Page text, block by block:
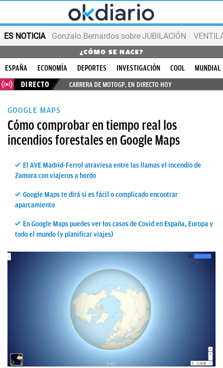
ES NOTICIA Gonzalo Bernardos sobre JUBILACIÓN
¿CÓMO SE HACE?
ESPAÑA ECONOMÍA DEPORTES INVESTIGACIÓN COOL
MUNDIAL
DIRECTO
CARRERA DE MOTOGP, EN DIRECTO HOY
GOOGLE MAPS
Cómo comprobar en tiempo real los
incendios forestales en Google Maps
El AVE Madrid-Ferrol atraviesa entre las llamas el incendio de
Zamora con viajeros a bordo
Google Maps te dirá si es fácil o complicado encontrar
aparcamiento
En Google Maps puedes ver los casos de Covid en España, Europa y
todo el mundo (y planificar viajes)